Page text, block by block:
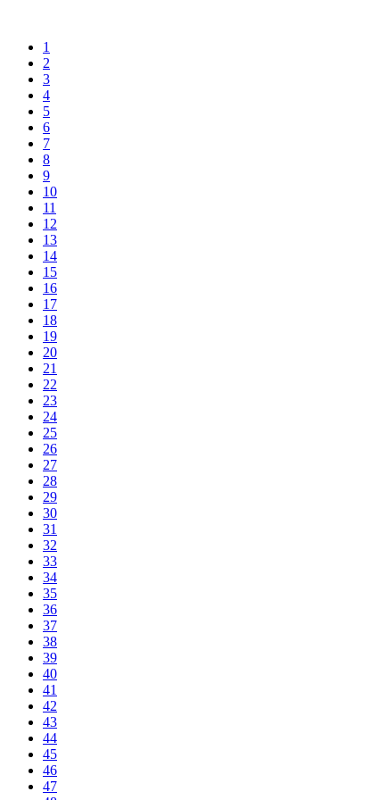
1
2
3
4
5
6
7
8
9
10
11
12
13
14
15
16
17
18
19
20
21
22
23
24
25
26
27
28
29
30
31
32
33
34
35
36
37
38
39
40
41
42
43
44
45
46
47